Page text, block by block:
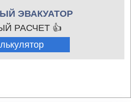
ЭВАКУАТОР
РАСЧЕТ 👍